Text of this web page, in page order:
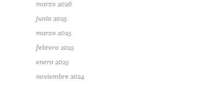
marzo 2026
junio 2025
marzo 2025
febrero 2025
enero 2025
noviembre 2024